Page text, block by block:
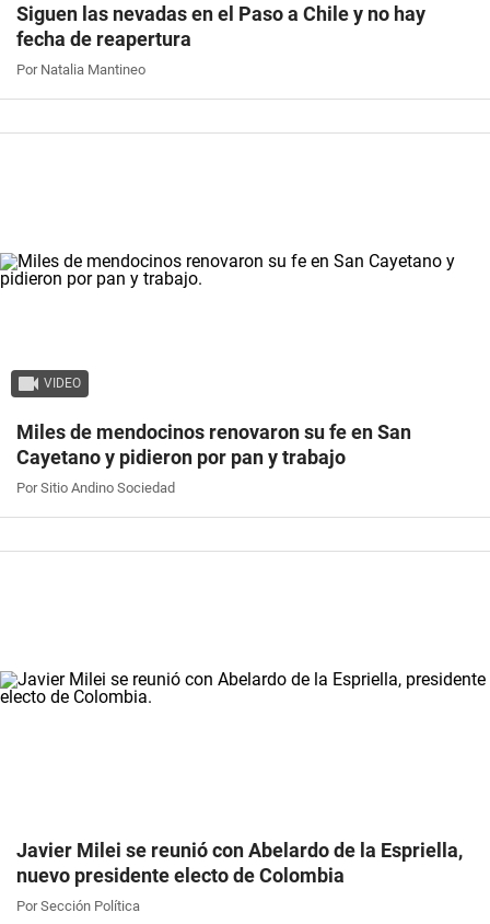
Siguen las nevadas en el Paso a Chile y no hay
fecha de reapertura
Por Natalia Mantineo
VIDEO
Miles de mendocinos renovaron su fe en San
Cayetano y pidieron por pan y trabajo
Por Sitio Andino Sociedad
Javier Milei se reunió con Abelardo de la Espriella,
nuevo presidente electo de Colombia
Por Sección Política